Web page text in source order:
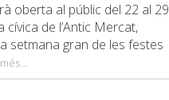
oberta al públic del 22 al 29
cívica de l’Antic Mercat,
setmana gran de les festes